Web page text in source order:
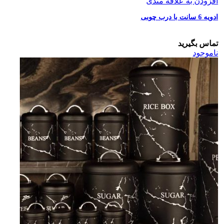
ادویه 6 سانت با درب چوبی
تماس بگیرید
ناموجود